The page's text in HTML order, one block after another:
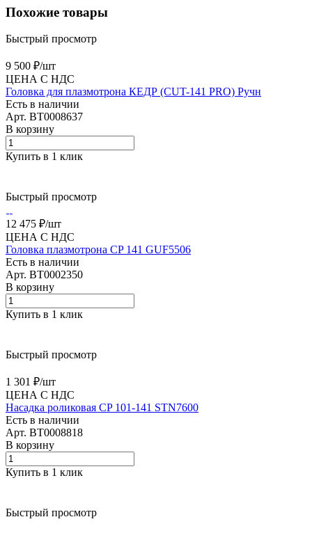
Похожие товары
Быстрый просмотр
9 500 ₽/шт
ЦЕНА С НДС
Головка для плазмотрона КЕДР (CUT-141 PRO) Ручн
Есть в наличии
Арт. BT0008637
В корзину
Купить в 1 клик
Быстрый просмотр
12 475 ₽/шт
ЦЕНА С НДС
Головка плазмотрона CP 141 GUF5506
Есть в наличии
Арт. BT0002350
В корзину
Купить в 1 клик
Быстрый просмотр
1 301 ₽/шт
ЦЕНА С НДС
Насадка роликовая CP 101-141 STN7600
Есть в наличии
Арт. BT0008818
В корзину
Купить в 1 клик
Быстрый просмотр